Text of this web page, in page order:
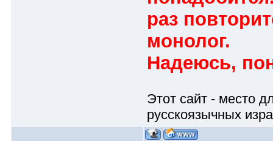
раз
монолог.
Надеюсь,
Этот сайт - место
русскоязычных